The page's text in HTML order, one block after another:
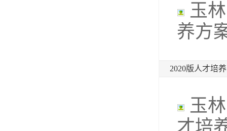
玉
养方
2020版人才培
玉
才培